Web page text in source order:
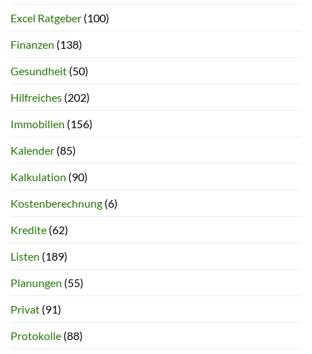
Excel Ratgeber (100)
Finanzen (138)
Gesundheit (50)
Hilfreiches (202)
Immobilien (156)
Kalender (85)
Kalkulation (90)
Kostenberechnung (6)
Kredite (62)
Listen (189)
Planungen (55)
Privat (91)
Protokolle (88)